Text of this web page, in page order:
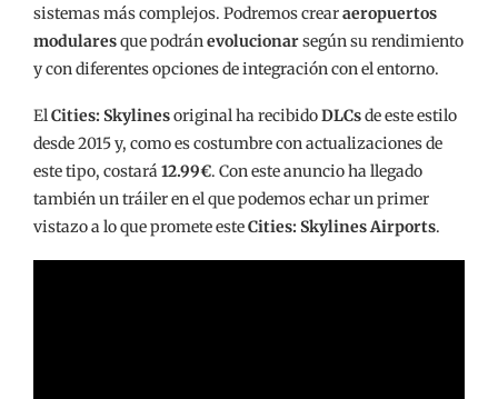
sistemas más complejos. Podremos crearaeropuertos
modularesque podránevolucionarsegún su rendimiento
y con diferentes opciones de integración con el entorno.
ElCities: Skylinesoriginal ha recibidoDLCsde este estilo
desde 2015 y, como es costumbre con actualizaciones de
este tipo, costará12.99€. Con este anuncio ha llegado
también un tráiler en el que podemos echar un primer
vistazo a lo que promete esteCities: Skylines Airports.